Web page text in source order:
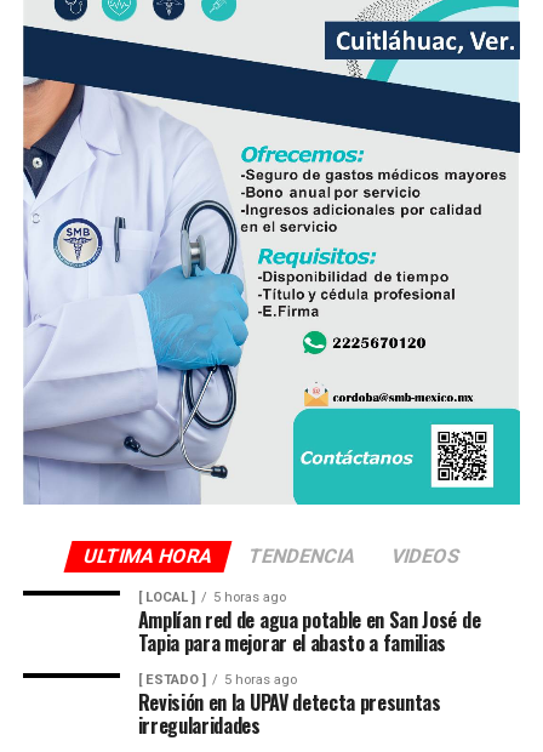
ULTIMA HORA TENDENCIA VIDEOS
[ LOCAL ] 5 horas ago
Amplían red de agua potable en San José de
Tapia para mejorar el abasto a familias
[ ESTADO ] 5 horas ago
Revisión en la UPAV detecta presuntas
irregularidades